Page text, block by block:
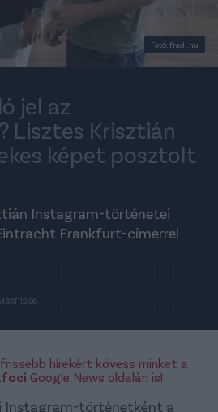
Fotó: fradi.hu
jel az
Lisztes Krisztián
képet posztolt
Instagram-történetei
Frankfurt-címerrel
12:00
hírekért kövess minket a
Google News oldalán is!
Instagram-történetként a